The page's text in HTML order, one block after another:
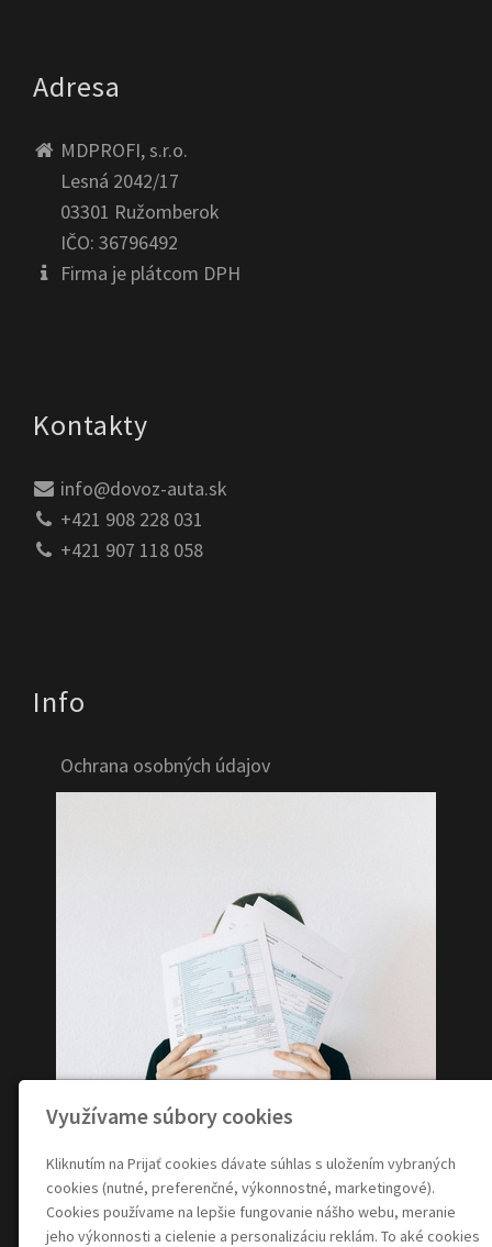
Adresa
MDPROFI, s.r.o.
Lesná 2042/17
03301 Ružomberok
IČO: 36796492
Firma je plátcom DPH
Kontakty
info@dovoz-auta.sk
+421 908 228 031
+421 907 118 058
Info
Ochrana osobných údajov
Využívame súbory cookies
Kliknutím na Prijať cookies dávate súhlas s uložením vybraných
cookies (nutné, preferenčné, výkonnostné, marketingové).
Cookies používame na lepšie fungovanie nášho webu, meranie
jeho výkonnosti a cielenie a personalizáciu reklám. To aké cookies